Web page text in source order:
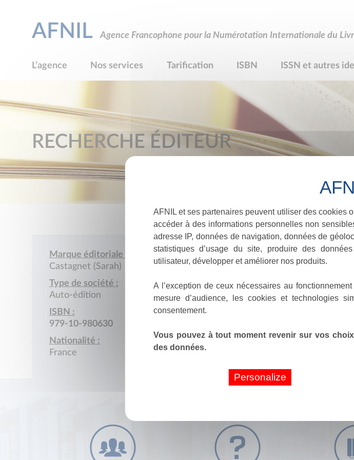
AFNIL Agence Francophone pour la Numérotation Internationale du
L’agence Nos services Tarification ISBN ISSN et autres
RECHERCHE ÉDITEUR
Marque éditoriale :
Castagnet (Sarah)
Type de société :
Auto-édition
ISBN :
979-10-980630
Nationalité :
France
AFNIL et ses partenaires peuvent utiliser des cookies
accéder à des informations personnelles non
adresse IP, données de navigation, données de
statistiques d’usage du site, produire des
utilisateur, développer et améliorer nos produits.
A l’exception de ceux nécessaires au
mesure d’audience, les cookies et technologies
consentement.
Vous pouvez à tout moment revenir sur vos
des données.
Personalize